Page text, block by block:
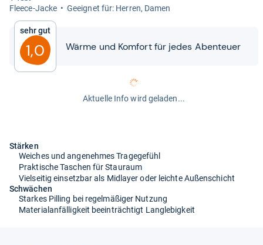
Fleece-​Jacke
Geeig­net für: Her­ren, Damen
Sehr gut
1,0 Wärme und Kom­fort für jedes Aben­teuer
Aktuelle Info wird geladen...
Stärken
Weiches und angenehmes Tragegefühl
Praktische Taschen für Stauraum
Vielseitig einsetzbar als Midlayer oder leichte Außenschicht
Schwächen
Starkes Pilling bei regelmäßiger Nutzung
Materialanfälligkeit beeinträchtigt Langlebigkeit